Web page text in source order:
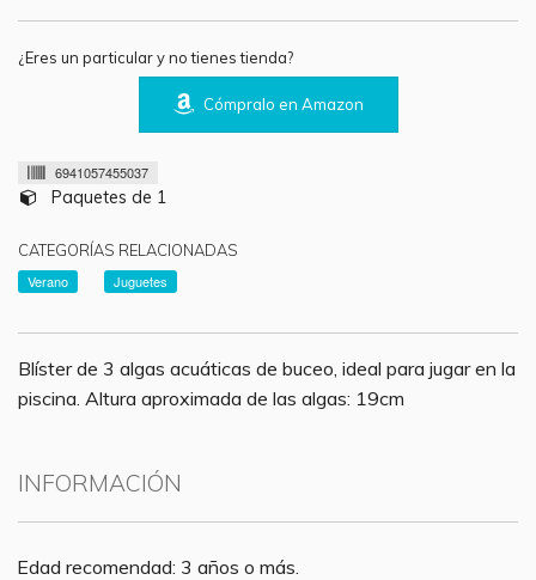
¿Eres un particular y no tienes tienda?
Cómpralo en Amazon
6941057455037
Paquetes de 1
CATEGORÍAS RELACIONADAS
Verano
Juguetes
Blíster de 3 algas acuáticas de buceo, ideal para jugar en la
piscina. Altura aproximada de las algas: 19cm
INFORMACIÓN
Edad recomendad: 3 años o más.